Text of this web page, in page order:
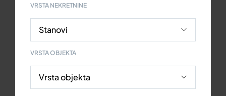
VRSTA NEKRETNINE
VRSTA OBJEKTA